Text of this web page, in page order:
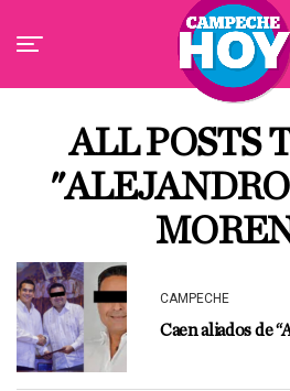
ALL POSTS
CAMPECHE
Caen aliados de